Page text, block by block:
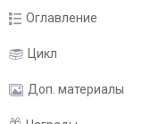
Жизнь здесь стоит
неспокойно. И, может
Однако всё ещё
Оглавление
КОРОТКОЕ
ПРОЛОГ
Цикл
Доп. материалы